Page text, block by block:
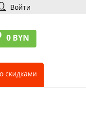
Войти
0 BYN
скидками